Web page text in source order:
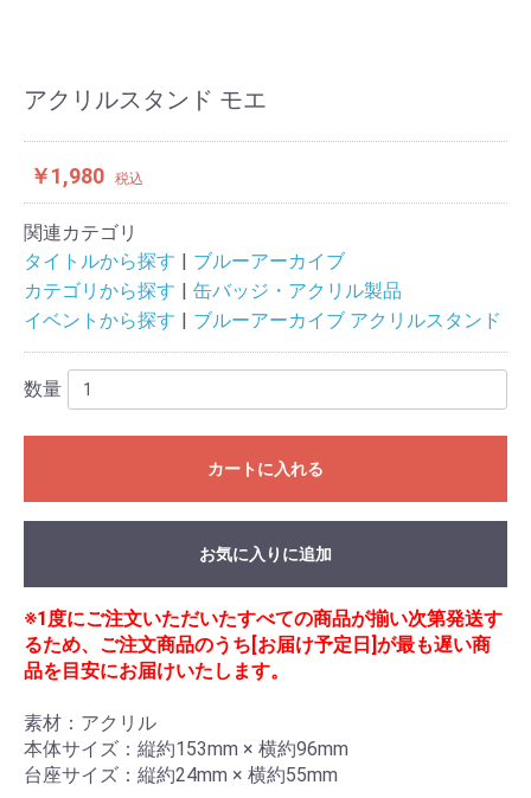
アクリルスタンド モエ
￥1,980 税込
関連カテゴリ
タイトルから探す
ブルーアーカイブ
カテゴリから探す
缶バッジ・アクリル製品
イベントから探す
ブルーアーカイブ アクリルスタンド
数量
カートに入れる
お気に入りに追加
※1度にご注文いただいたすべての商品が揃い次第発送す
るため、ご注文商品のうち[お届け予定日]が最も遅い商
品を目安にお届けいたします。
素材：アクリル
本体サイズ：縦約153mm × 横約96mm
台座サイズ：縦約24mm × 横約55mm